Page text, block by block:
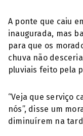
A ponte que caiu
inaugurada, mas
para que os
chuva não
pluviais feito pela
“Veja que serviço
nós”, disse um
diminuírem na